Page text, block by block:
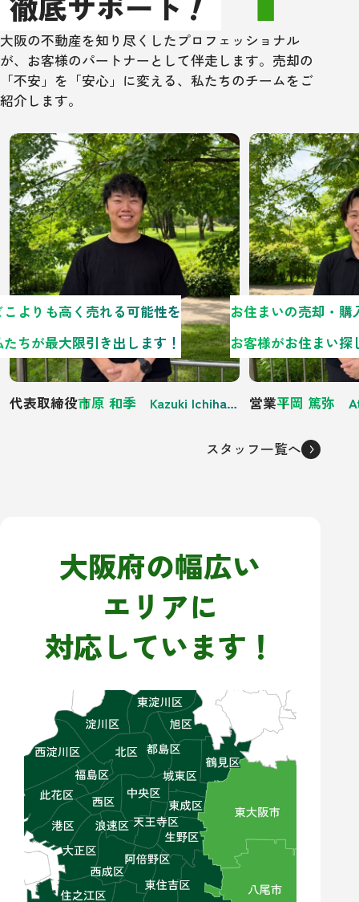
方は、是非一
ングさんにあた
い！
大阪の不動産を知り尽くしたプロフェッショナル
が、お客様のパートナーとして伴走します。売却の
「不安」を「安心」に変える、私たちのチームをご
紹介します。
代表取締役 市原 和季 Kazuki Ichihara
こよりも高く売れる可能性を
たちが最大限引き出します！
営業平岡 篤弥
スタッフ一覧へ
大阪府の幅広い
エリアに
対応しています！